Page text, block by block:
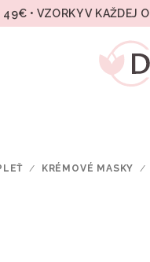
• VZORKY V KAŽDEJ
/ KRÉMOVÉ MASKY /